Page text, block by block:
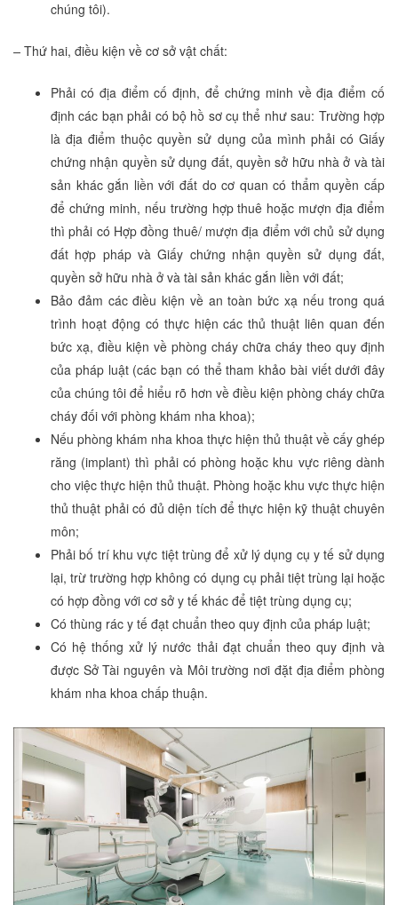
chúng tôi).
– Thứ hai, điều kiện về cơ sở vật chất:
Phải có địa điểm cố định, để chứng minh về địa điểm cố
định các bạn phải có bộ hồ sơ cụ thể như sau: Trường hợp
là địa điểm thuộc quyền sử dụng của mình phải có Giấy
chứng nhận quyền sử dụng đất, quyền sở hữu nhà ở và tài
sản khác gắn liền với đất do cơ quan có thẩm quyền cấp
để chứng minh, nếu trường hợp thuê hoặc mượn địa điểm
thì phải có Hợp đồng thuê/ mượn địa điểm với chủ sử dụng
đất hợp pháp và Giấy chứng nhận quyền sử dụng đất,
quyền sở hữu nhà ở và tài sản khác gắn liền với đất;
Bảo đảm các điều kiện về an toàn bức xạ nếu trong quá
trình hoạt động có thực hiện các thủ thuật liên quan đến
bức xạ, điều kiện về phòng cháy chữa cháy theo quy định
của pháp luật (các bạn có thể tham khảo bài viết dưới đây
của chúng tôi để hiểu rõ hơn về điều kiện phòng cháy chữa
cháy đối với phòng khám nha khoa);
Nếu phòng khám nha khoa thực hiện thủ thuật về cấy ghép
răng (implant) thì phải có phòng hoặc khu vực riêng dành
cho việc thực hiện thủ thuật. Phòng hoặc khu vực thực hiện
thủ thuật phải có đủ diện tích để thực hiện kỹ thuật chuyên
môn;
Phải bố trí khu vực tiệt trùng để xử lý dụng cụ y tế sử dụng
lại, trừ trường hợp không có dụng cụ phải tiệt trùng lại hoặc
có hợp đồng với cơ sở y tế khác để tiệt trùng dụng cụ;
Có thùng rác y tế đạt chuẩn theo quy định của pháp luật;
Có hệ thống xử lý nước thải đạt chuẩn theo quy định và
được Sở Tài nguyên và Môi trường nơi đặt địa điểm phòng
khám nha khoa chấp thuận.